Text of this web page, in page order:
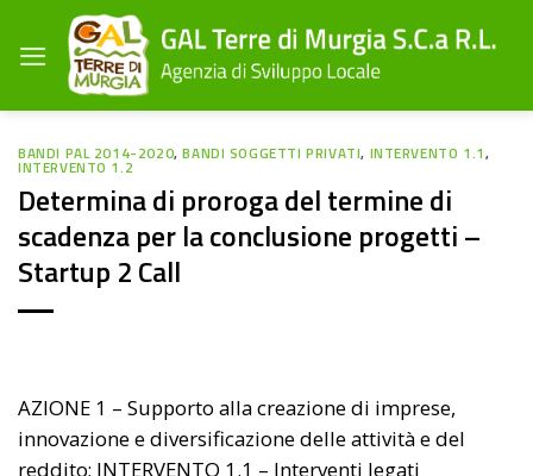
contenuti
BANDI PAL 2014-2020,BANDI SOGGETTI PRIVATI, INTERVENTO 1.1,
INTERVENTO 1.2
Determina di proroga del termine di
scadenza per la conclusione progetti –
Startup 2 Call
AZIONE 1 – Supporto alla creazione di imprese,
innovazione e diversificazione delle attività e del
reddito; INTERVENTO 1.1 – Interventi legati